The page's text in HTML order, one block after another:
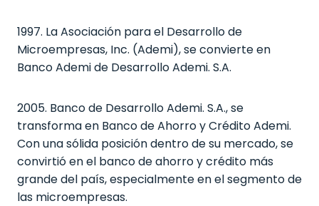
1997. La Asociación para el Desarrollo de
Microempresas, Inc. (Ademi), se convierte en
Banco Ademi de Desarrollo Ademi. S.A.
2005. Banco de Desarrollo Ademi. S.A., se
transforma en Banco de Ahorro y Crédito Ademi.
Con una sólida posición dentro de su mercado, se
convirtió en el banco de ahorro y crédito más
grande del país, especialmente en el segmento de
las microempresas.